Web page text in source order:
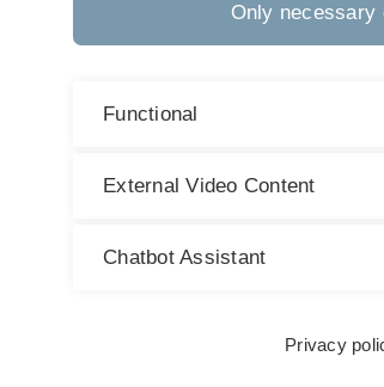
Viet Tran, Julian Schüle, Daniel
David Korger, Nicolas Schubel,
Only necessary
Functional
External Video Content
Chatbot Assistant
Privacy